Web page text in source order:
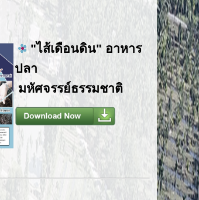
"ไส้เดือนดิน" อาหาร
ปลา
มหัศจรรย์ธรรมชาติ